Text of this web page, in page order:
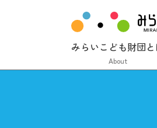
みらいこども財団
About